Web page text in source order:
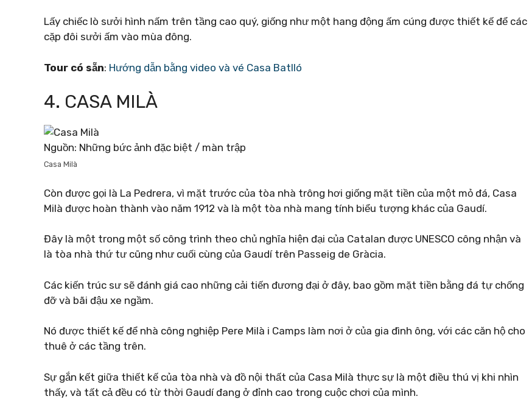
Lấy chiếc lò sưởi hình nấm trên tầng cao quý, giống như một hang động ấm cúng được thiết kế để các
cặp đôi sưởi ấm vào mùa đông.
Tour có sẵn: Hướng dẫn bằng video và vé Casa Batlló
4. CASA MILÀ
Nguồn: Những bức ảnh đặc biệt / màn trập
Casa Milà
Còn được gọi là La Pedrera, vì mặt trước của tòa nhà trông hơi giống mặt tiền của một mỏ đá, Casa
Milà được hoàn thành vào năm 1912 và là một tòa nhà mang tính biểu tượng khác của Gaudí.
Đây là một trong một số công trình theo chủ nghĩa hiện đại của Catalan được UNESCO công nhận và
là tòa nhà thứ tư cũng như cuối cùng của Gaudí trên Passeig de Gràcia.
Các kiến ​​trúc sư sẽ đánh giá cao những cải tiến đương đại ở đây, bao gồm mặt tiền bằng đá tự chống
đỡ và bãi đậu xe ngầm.
Nó được thiết kế để nhà công nghiệp Pere Milà i Camps làm nơi ở của gia đình ông, với các căn hộ cho
thuê ở các tầng trên.
Sự gắn kết giữa thiết kế của tòa nhà và đồ nội thất của Casa Milà thực sự là một điều thú vị khi nhìn
thấy, và tất cả đều có từ thời Gaudí đang ở đỉnh cao trong cuộc chơi của mình.